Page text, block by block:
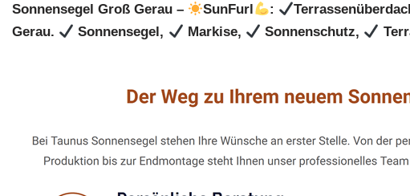
Sonnensegel Groß Gerau – SunFurl :
Gerau.
Sonnensegel, Markise, Sonnenschutz,